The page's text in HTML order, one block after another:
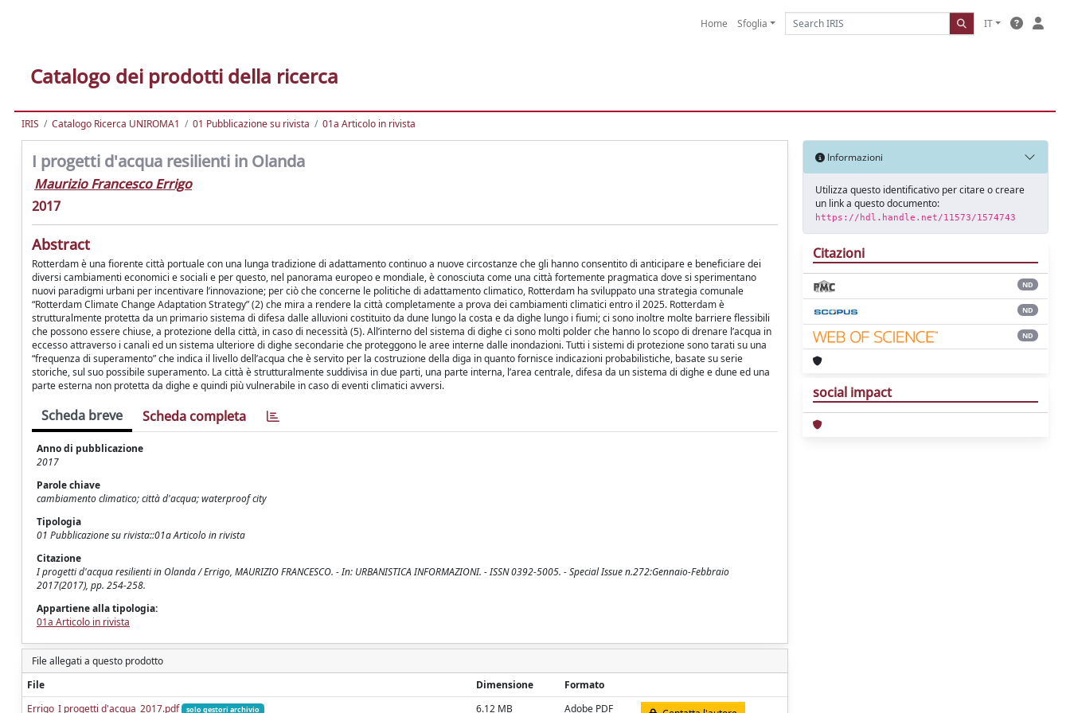
Home Sfoglia IT
Catalogo dei prodotti della ricerca
IRIS Catalogo Ricerca UNIROMA1 01 Pubblicazione su rivista 01a Articolo in rivista
I progetti d'acqua resilienti in Olanda
Maurizio Francesco Errigo
2017
Abstract
Rotterdam è una fiorente città portuale con una lunga tradizione di adattamento continuo a nuove circostanze che gli hanno consentito di anticipare e beneficiare dei
diversi cambiamenti economici e sociali e per questo, nel panorama europeo e mondiale, è conosciuta come una città fortemente pragmatica dove si sperimentano
nuovi paradigmi urbani per incentivare l’innovazione; per ciò che concerne le politiche di adattamento climatico, Rotterdam ha sviluppato una strategia comunale
“Rotterdam Climate Change Adaptation Strategy” (2) che mira a rendere la città completamente a prova dei cambiamenti climatici entro il 2025. Rotterdam è
strutturalmente protetta da un primario sistema di difesa dalle alluvioni costituito da dune lungo la costa e da dighe lungo i fiumi; ci sono inoltre molte barriere flessibili
che possono essere chiuse, a protezione della città, in caso di necessità (5). All’interno del sistema di dighe ci sono molti polder che hanno lo scopo di drenare l’acqua in
eccesso attraverso i canali ed un sistema ulteriore di dighe secondarie che proteggono le aree interne dalle inondazioni. Tutti i sistemi di protezione sono tarati su una
“frequenza di superamento” che indica il livello dell’acqua che è servito per la costruzione della diga in quanto fornisce indicazioni probabilistiche, basate su serie
storiche, sul suo possibile superamento. La città è strutturalmente suddivisa in due parti, una parte interna, l’area centrale, difesa da un sistema di dighe e dune ed una
parte esterna non protetta da dighe e quindi più vulnerabile in caso di eventi climatici avversi.
Scheda breve Scheda completa
Anno di pubblicazione
2017
Parole chiave
cambiamento climatico; città d'acqua; waterproof city
Tipologia
01 Pubblicazione su rivista::01a Articolo in rivista
Citazione
I progetti d'acqua resilienti in Olanda / Errigo, MAURIZIO FRANCESCO. - In: URBANISTICA INFORMAZIONI. - ISSN 0392-5005. - Special Issue n.272:Gennaio-Febbraio
2017(2017), pp. 254-258.
Appartiene alla tipologia:
01a Articolo in rivista
File allegati a questo prodotto
File
Dimensione
Formato
Errigo_I progetti d'acqua_2017.pdf
solo gestori archivio 6.12 MB Adobe PDF
Informazioni
Utilizza questo identificativo per citare o creare
un link a questo documento:
https://hdl.handle.net/11573/1574743
Citazioni
ND
ND
ND
social impact